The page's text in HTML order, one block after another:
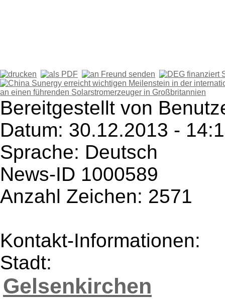
Bereitgestellt von
Datum: 30.12.2013 -
Sprache: Deutsch
News-ID 1000589
Anzahl Zeichen: 2571
Kontakt-Informationen:
Stadt:
Gelsenkirchen